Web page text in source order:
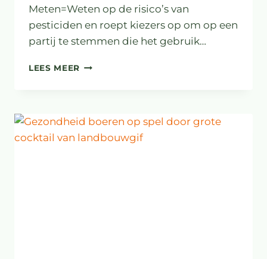
Meten=Weten op de risico’s van
pesticiden en roept kiezers op om op een
partij te stemmen die het gebruik…
LEES MEER PAGINAGROTE
NOORDELIJKE
DAGBLADEN